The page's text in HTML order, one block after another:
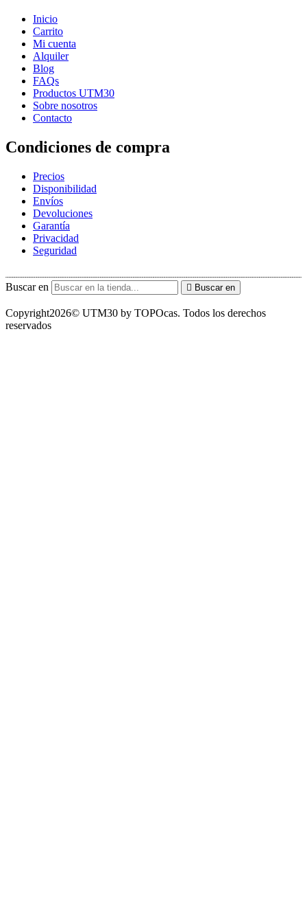
Inicio
Carrito
Mi cuenta
Alquiler
Blog
FAQs
Productos UTM30
Sobre nosotros
Contacto
Condiciones de compra
Precios
Disponibilidad
Envíos
Devoluciones
Garantía
Privacidad
Seguridad
Buscar en Buscar en
Copyright2026© UTM30 by TOPOcas. Todos los derechos
reservados